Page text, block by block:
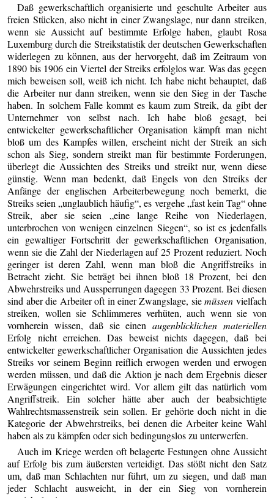
Daß gewerkschaftlich organisierte und geschulte Arbeiter aus
freien Stücken, also nicht in einer Zwangslage, nur dann streiken,
wenn sie Aussicht auf bestimmte Erfolge haben, glaubt Rosa
Luxemburg durch die Streikstatistik der deutschen Gewerkschaften
widerlegen zu können, aus der hervorgeht, daß im Zeitraum von
1890 bis 1906 ein Viertel der Streiks erfolglos war. Was das gegen
mich beweisen soll, weiß ich nicht. Ich habe nicht behauptet, daß
die Arbeiter nur dann streiken, wenn sie den Sieg in der Tasche
haben. In solchem Falle kommt es kaum zum Streik, da gibt der
Unternehmer von selbst nach. Ich habe bloß gesagt, bei
entwickelter gewerkschaftlicher Organisation kämpft man nicht
bloß um des Kampfes willen, erscheint nicht der Streik an sich
schon als Sieg, sondern streikt man für bestimmte Forderungen,
überlegt die Aussichten des Streiks und streikt nur, wenn diese
günstig. Wenn man bedenkt, daß Engels von den Streiks der
Anfänge der englischen Arbeiterbewegung noch bemerkt, die
Streiks seien „unglaublich häufig“, es vergehe „fast kein Tag“ ohne
Streik, aber sie seien „eine lange Reihe von Niederlagen,
unterbrochen von wenigen einzelnen Siegen“, so ist es jedenfalls
ein gewaltiger Fortschritt der gewerkschaftlichen Organisation,
wenn sie die Zahl der Niederlagen auf 25 Prozent reduziert. Noch
geringer ist deren Zahl, wenn man bloß die Angriffstreiks in
Betracht zieht. Sie beträgt bei ihnen bloß 18 Prozent, bei den
Abwehrstreiks und Aussperrungen dagegen 33 Prozent. Bei diesen
sind aber die Arbeiter oft in einer Zwangslage, siemüssen vielfach
streiken, wollen sie Schlimmeres verhüten, auch wenn sie von
vornherein wissen, daß sie einen augenblicklichen materiellen
Erfolg nicht erreichen. Das beweist nichts dagegen, daß bei
entwickelter gewerkschaftlicher Organisation die Aussichten jedes
Streiks vor seinem Beginn reiflich erwogen werden und erwogen
werden müssen, und daß die Aktion je nach dem Ergebnis dieser
Erwägungen eingerichtet wird. Vor allem gilt das natürlich vom
Angriffstreik. Ein solcher hätte aber auch der beabsichtigte
Wahlrechtsmassenstreik sein sollen. Er gehörte doch nicht in die
Kategorie der Abwehrstreiks, bei denen die Arbeiter keine Wahl
haben als zu kämpfen oder sich bedingungslos zu unterwerfen.
Auch im Kriege werden oft belagerte Festungen ohne Aussicht
auf Erfolg bis zum äußersten verteidigt. Das stößt nicht den Satz
um, daß man Schlachten nur führt, um zu siegen, und daß man
jeder Schlacht ausweicht, in der ein Sieg von vornherein